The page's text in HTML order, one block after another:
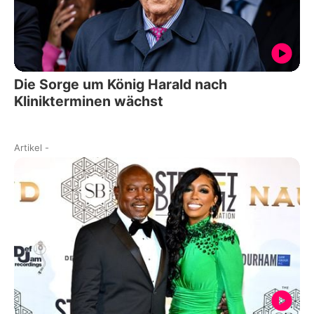
Die Sorge um König Harald nach
Klinikterminen wächst
Artikel -